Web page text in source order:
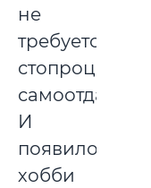
не
требуется
стопроцентная
самоотдача.
И
появилось
хобби